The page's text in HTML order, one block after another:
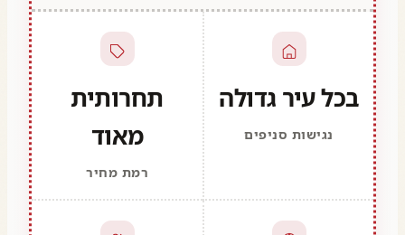
בכל עיר גדולה
נגישות סניפים
תחרותית
מאוד
רמת מחיר